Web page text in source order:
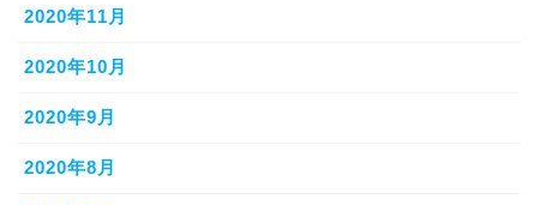
2020年11月
2020年10月
2020年9月
2020年8月